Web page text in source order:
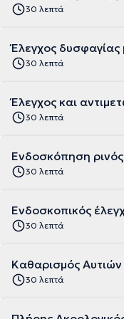
30 λεπτά
Έλεγχος
30 λεπτά
Έλεγχος και
30 λεπτά
Ενδοσκόπηση ρινός
30 λεπτά
Ενδοσκοπικός
30 λεπτά
Καθαρισμός Αυτιών
30 λεπτά